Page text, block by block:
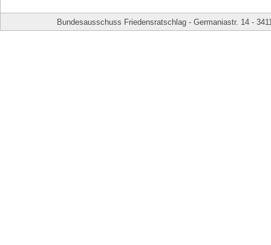
Bundesausschuss Friedensratschlag - Germaniastr. 14 -